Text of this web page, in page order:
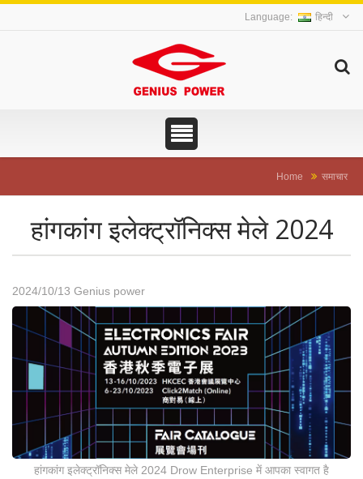
हिन्दी
Home समाचार
हांगकांग इलेक्ट्रॉनिक्स मेले 2024
2024/10/13 Genius power
हांगकांग इलेक्ट्रॉनिक्स मेले 2024 Drow Enterprise में आपका स्वागत है